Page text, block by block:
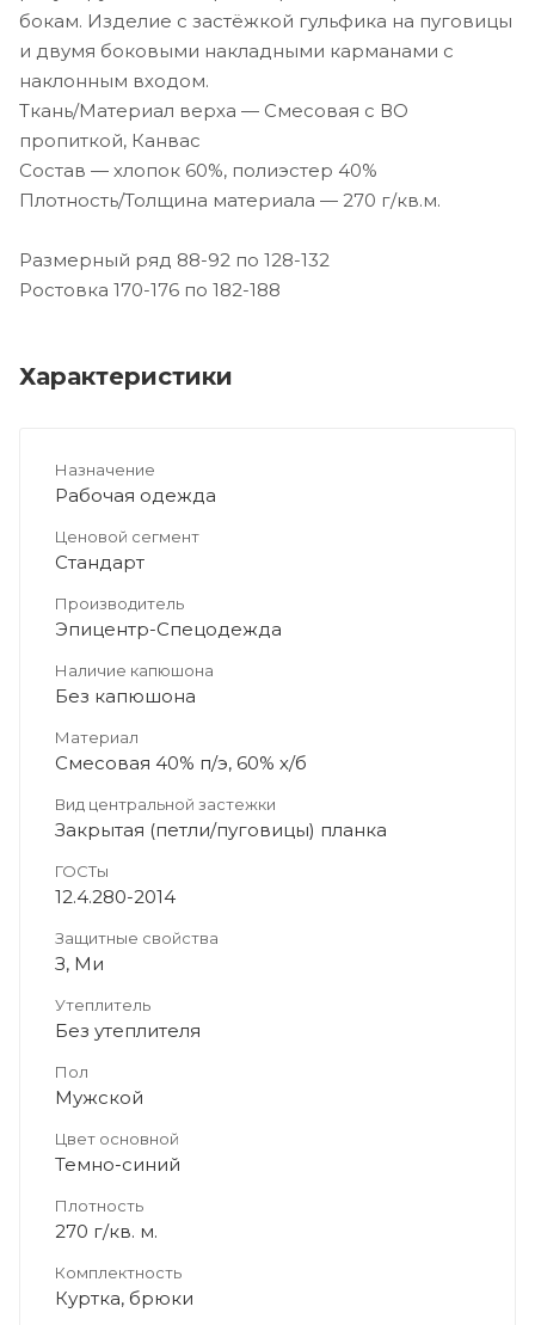
бокам. Изделие с застёжкой гульфика на пуговицы
и двумя боковыми накладными карманами с
наклонным входом.
Ткань/Материал верха — Смесовая с ВО
пропиткой, Канвас
Состав — хлопок 60%, полиэстер 40%
Плотность/Толщина материала — 270 г/кв.м.
Размерный ряд 88-92 по 128-132
Ростовка 170-176 по 182-188
Характеристики
Назначение
Рабочая одежда
Ценовой сегмент
Стандарт
Производитель
Эпицентр-Спецодежда
Наличие капюшона
Без капюшона
Материал
Смесовая 40% п/э, 60% х/б
Вид центральной застежки
Закрытая (петли/пуговицы) планка
ГОСТы
12.4.280-2014
Защитные свойства
З, Ми
Утеплитель
Без утеплителя
Пол
Мужской
Цвет основной
Темно-синий
Плотность
270 г/кв. м.
Комплектность
Куртка, брюки